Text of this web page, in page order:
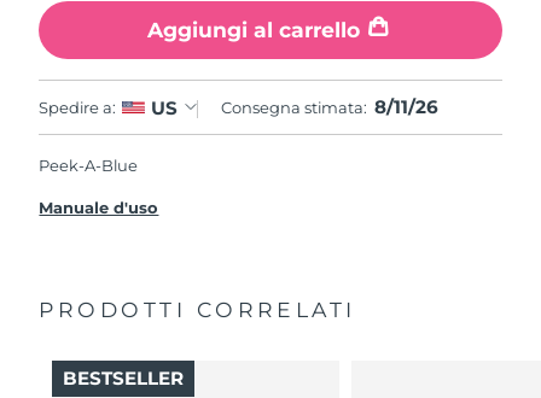
Aggiungi al carrello
Spedire a: US Consegna stimata: 8/11/26
Peek-A-Blue
Manuale d'uso
PRODOTTI CORRELATI
BESTSELLER